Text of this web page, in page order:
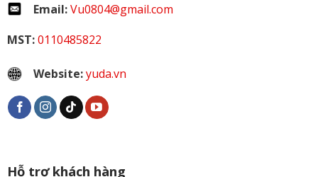
Email:Vu0804@gmail.com
MST:0110485822
Website:yuda.vn
Hỗ trợ khách hàng